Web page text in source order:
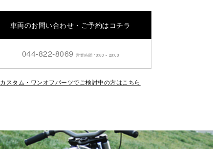
車両のお問い合わせ・ご予約はコチラ
044-822-8069営業時間 10:00 ~ 20:00
カスタム・ワンオフパーツでご検討中の方はこちら